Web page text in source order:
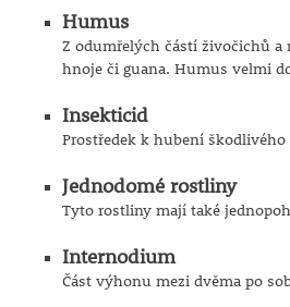
Humus
Z odumřelých částí živočichů
hnoje či guana. Humus velmi
Insekticid
Prostředek k hubení
Jednodomé rostliny
Tyto rostliny mají také
Internodium
Část výhonu mezi dvěma po